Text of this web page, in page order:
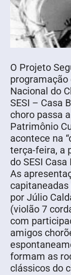
O Projeto
Nacional do
SESI – Casa
choro passa
Patrimônio
acontece na
terça-feira, a
do SESI
As
por Júlio
(violão 7
com
amigos
formam as
clássicos do